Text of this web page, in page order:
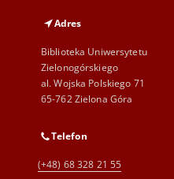
Adres
Biblioteka Uniwersytetu
Zielonogórskiego
al. Wojska Polskiego 71
65-762 Zielona Góra
Telefon
(+48) 68 328 21 55